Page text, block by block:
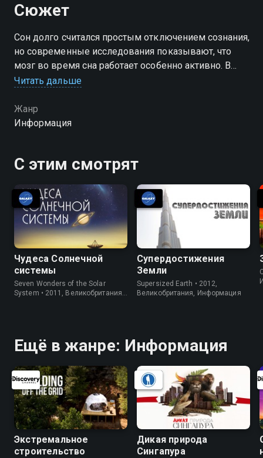
Сюжет
Сон долго считался простым отключением сознания,
но современные исследования показывают, что
мозг во время сна работает особенно активно. В
программе рассказывается, зачем человеку сон и
Читать дальше
Жанр
Информация
С этим смотрят
Чудеса Солнечной
системы
Seven Wonders of the Solar
System • 2011, Великобритания,
Супердостижения
Земли
Supersized Earth • 2012,
Великобритания, Информация
Ещё в жанре: Информация
Экстремальное
строительство
Дикая природа
Сингапура